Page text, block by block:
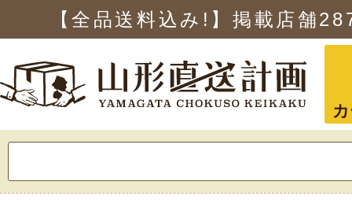
【全品送料込み!】掲載店舗
索: